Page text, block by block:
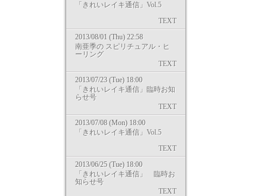
「きれいレイキ通信」Vol.5
TEXT
2013/08/01 (Thu) 22:58
南亜季の スピリチュアル・ヒ
ーリング
TEXT
2013/07/23 (Tue) 18:00
「きれいレイキ通信」臨時お知
らせ号
TEXT
2013/07/08 (Mon) 18:00
「きれいレイキ通信」Vol.5
TEXT
2013/06/25 (Tue) 18:00
「きれいレイキ通信」 臨時お
知らせ号
TEXT